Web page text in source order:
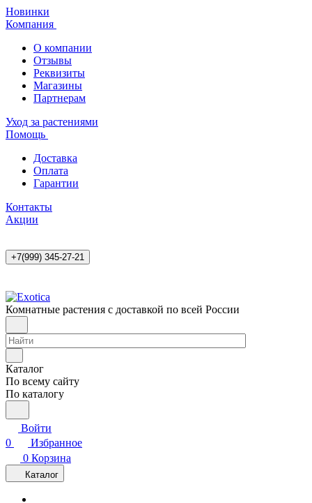
Новинки
Компания
О компании
Отзывы
Реквизиты
Магазины
Партнерам
Уход за растениями
Помощь
Доставка
Оплата
Гарантии
Контакты
Акции
+7(999) 345-27-21
Комнатные растения с доставкой по всей России
Каталог
По всему сайту
По каталогу
Войти
0
Избранное
0 Корзина
Каталог